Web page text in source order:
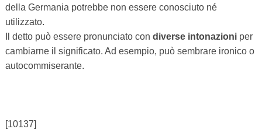
della Germania potrebbe non essere conosciuto né
utilizzato.
Il detto può essere pronunciato con diverse intonazioniper
cambiarne il significato. Ad esempio, può sembrare ironico o
autocommiserante.
[10137]